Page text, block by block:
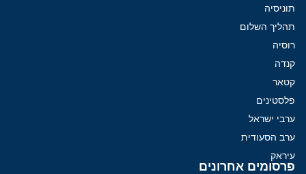
תוניסיה
תהליך השלום
רוסיה
קנדה
קטאר
פלסטינים
ערבי ישראל
ערב הסעודית
עיראק
פרסומים אחרונים